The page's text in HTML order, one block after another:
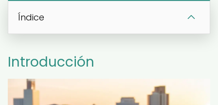
Índice
Introducción